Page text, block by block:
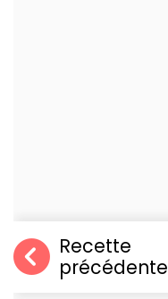
Recette
précédente